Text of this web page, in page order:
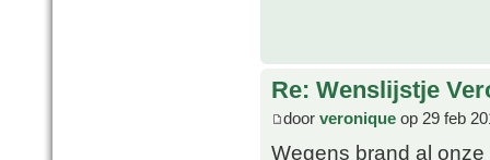
Re: Wenslijstje
door veronique op 29 feb
Wegens brand al